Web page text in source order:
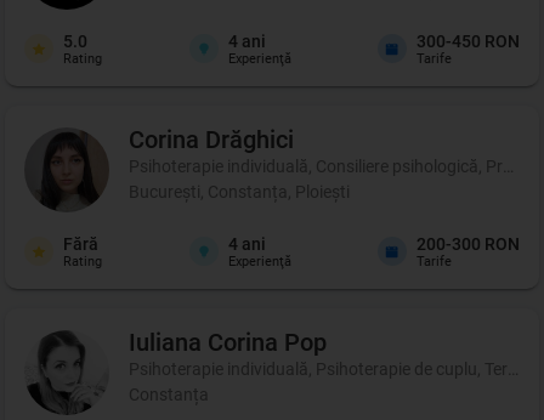
5.0
Rating
4 ani
Experienţă
300-450 RON
Tarife
Corina Drăghici
Psihoterapie individuală, Consiliere psihologică, Profil
București, Constanța, Ploiești
Fără
Rating
4 ani
Experienţă
200-300 RON
Tarife
Iuliana Corina Pop
Psihoterapie individuală, Psihoterapie de cuplu, Terapie
Constanța